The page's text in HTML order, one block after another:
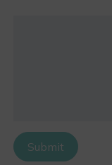
Submit